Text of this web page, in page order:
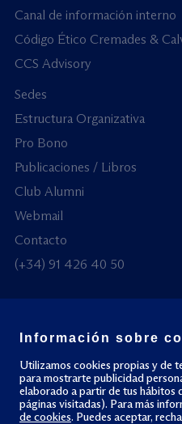
Canal de información interno
Código Ético Cremades &
CCS Advisory
Sedes
Estructura Organizativa
Pro Bono
Publicaciones / Libros
Club Alumni
Webmail
Contacto
(+34) 91 426 40 50
© Todos los derechos
Política de privacidad Política
Información sobre
Utilizamos cookies propias y de
para mostrarte publicidad
elaborado a partir de tus hábitos
páginas visitadas). Para más
de cookies. Puedes aceptar,